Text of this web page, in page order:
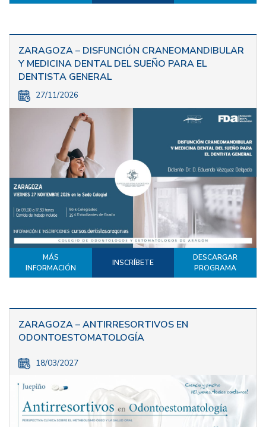
ZARAGOZA – DISFUNCIÓN CRANEOMANDIBULAR
Y MEDICINA DENTAL DEL SUEÑO PARA EL
DENTISTA GENERAL
27/11/2026
MÁS
INFORMACIÓN
INSCRÍBETE
DESCARGAR
PROGRAMA
ZARAGOZA – ANTIRRESORTIVOS EN
ODONTOESTOMATOLOGÍA
18/03/2027